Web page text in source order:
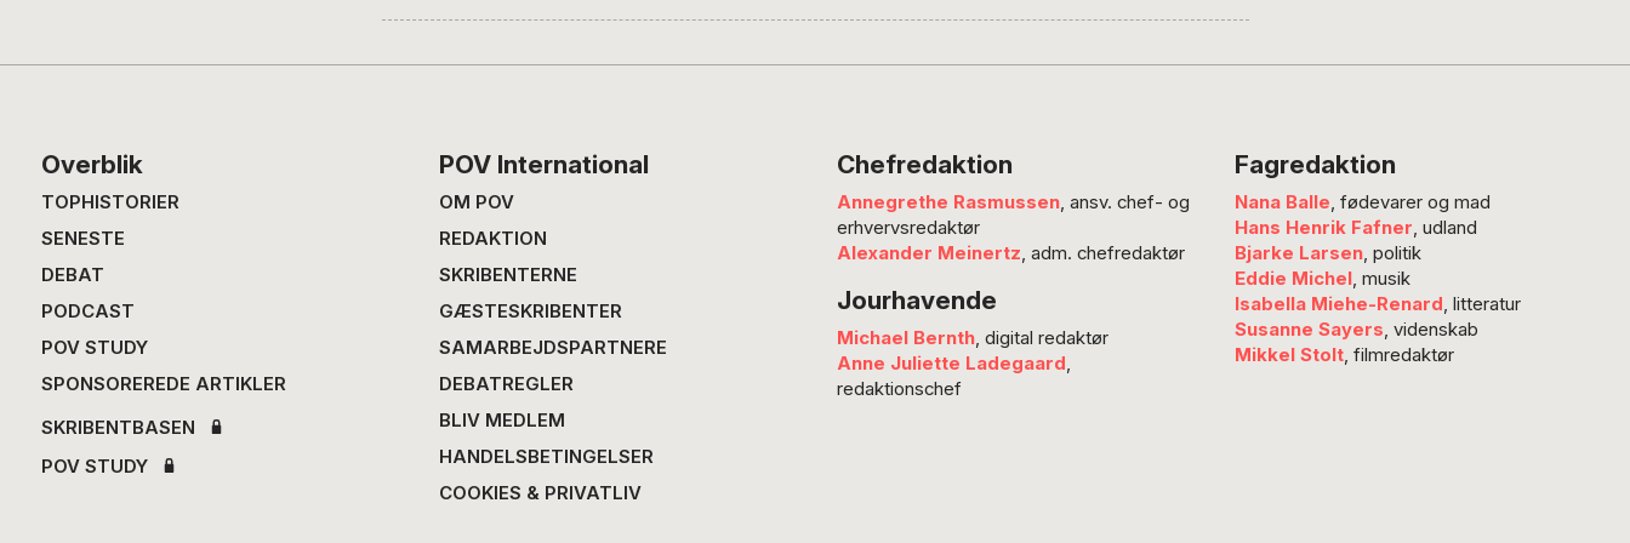
intolerance. POV’s Karen Hammer har set serien og giver her
Footer
Overblik
TOPHISTORIER
SENESTE
DEBAT
PODCAST
POV STUDY
SPONSOREREDE ARTIKLER
SKRIBENTBASEN
POV STUDY
POV International
OM POV
REDAKTION
SKRIBENTERNE
GÆSTESKRIBENTER
SAMARBEJDSPARTNERE
DEBATREGLER
BLIV MEDLEM
HANDELSBETINGELSER
COOKIES & PRIVATLIV
Chefredaktion
Annegrethe Rasmussen, ansv. chef- og
erhvervsredaktør
Alexander Meinertz, adm. chefredaktør
Jourhavende
Michael Bernth, digital redaktør
Anne Juliette Ladegaard,
redaktionschef
Fagredaktion
Nana Balle, fødevarer og mad
Hans Henrik Fafner, udland
Bjarke Larsen, politik
Eddie Michel, musik
Isabella Miehe-Renard, litteratur
Susanne Sayers, videnskab
Mikkel Stolt, filmredaktør